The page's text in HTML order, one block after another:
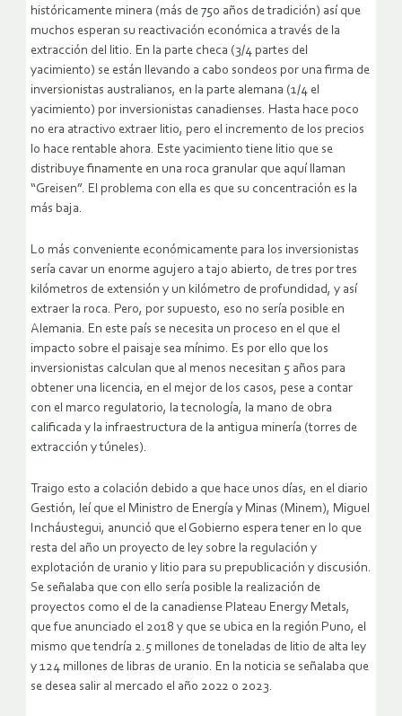
históricamente minera (más de 750 años de tradición) así que
muchos esperan su reactivación económica a través de la
extracción del litio. En la parte checa (3/4 partes del
yacimiento) se están llevando a cabo sondeos por una firma de
inversionistas australianos, en la parte alemana (1/4 el
yacimiento) por inversionistas canadienses. Hasta hace poco
no era atractivo extraer litio, pero el incremento de los precios
lo hace rentable ahora. Este yacimiento tiene litio que se
distribuye finamente en una roca granular que aquí llaman
“Greisen”. El problema con ella es que su concentración es la
más baja.
Lo más conveniente económicamente para los inversionistas
sería cavar un enorme agujero a tajo abierto, de tres por tres
kilómetros de extensión y un kilómetro de profundidad, y así
extraer la roca. Pero, por supuesto, eso no sería posible en
Alemania. En este país se necesita un proceso en el que el
impacto sobre el paisaje sea mínimo. Es por ello que los
inversionistas calculan que al menos necesitan 5 años para
obtener una licencia, en el mejor de los casos, pese a contar
con el marco regulatorio, la tecnología, la mano de obra
calificada y la infraestructura de la antigua minería (torres de
extracción y túneles).
Traigo esto a colación debido a que hace unos días, en el diario
Gestión, leí que el Ministro de Energía y Minas (Minem), Miguel
Incháustegui, anunció que el Gobierno espera tener en lo que
resta del año un proyecto de ley sobre la regulación y
explotación de uranio y litio para su prepublicación y discusión.
Se señalaba que con ello sería posible la realización de
proyectos como el de la canadiense Plateau Energy Metals,
que fue anunciado el 2018 y que se ubica en la región Puno, el
mismo que tendría 2.5 millones de toneladas de litio de alta ley
y 124 millones de libras de uranio. En la noticia se señalaba que
se desea salir al mercado el año 2022 o 2023.